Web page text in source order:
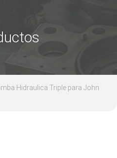
Hidraulica Triple para John